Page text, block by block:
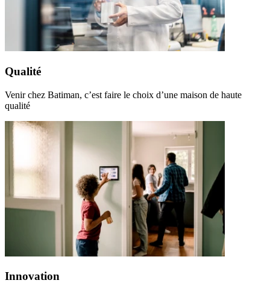
Qualité
Venir chez Batiman, c’est faire le choix d’une maison de haute
qualité
Innovation